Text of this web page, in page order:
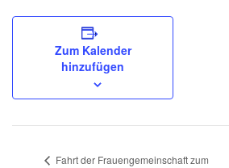
Zum Kalender
hinzufügen
Fahrt der Frauengemeinschaft zum